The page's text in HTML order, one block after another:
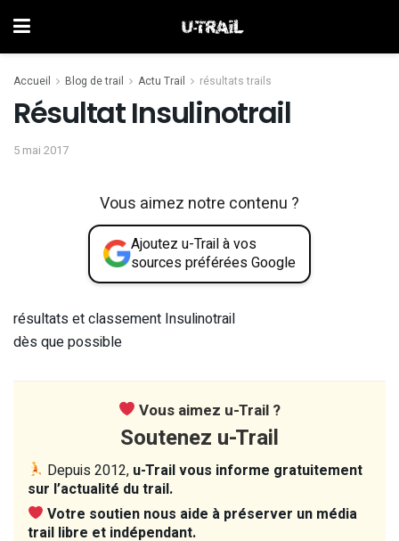
Accueil Blog de trail Actu Trail résultats trails
Résultat Insulinotrail
5 mai 2017
Vous aimez notre contenu ?
Ajoutez u-Trail à vos
sources préférées Google
résultats et classement Insulinotrail
dès que possible
Vous aimez u-Trail ?
Soutenez u-Trail
Depuis 2012, u-Trail vous informe gratuitement
sur l’actualité du trail.
Votre soutien nous aide à préserver un média
trail libre et indépendant.